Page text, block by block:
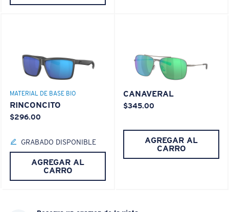
MATERIAL DE BASE BIO
RINCONCITO
$296.00
GRABADO DISPONIBLE
AGREGAR AL
CARRO
CANAVERAL
$345.00
AGREGAR AL
CARRO